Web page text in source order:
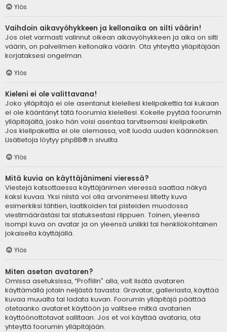
Ylös
Vaihdoin aikavyöhykkeen ja kellonaika on silti väärin!
Jos olet varmasti valinnut oikean aikavyöhykkeen ja aika on silti
väärin, on palvelimen kellonaika väärin. Ota yhteyttä ylläpitäjään
korjataksesi ongelman.
Ylös
Kieleni ei ole valittavana!
Joko ylläpitäjä ei ole asentanut kielellesi kielipakettia tai kukaan
ei ole kääntänyt tätä foorumia kielellesi. Kokeile pyytää foorumin
ylläpitäjältä, josko hän voisi asentaa tarvitsemasi kielipaketin.
Jos kielipakettia ei ole olemassa, voit luoda uuden käännöksen.
Lisätietoja löytyy phpBB®:n sivuilta.
Ylös
Mitä kuvia on käyttäjänimeni vieressä?
Viestejä katsottaessa käyttäjänimen vieressä saattaa näkyä
kaksi kuvaa. Yksi niistä voi olla arvonimeesi liitetty kuva
esimerkiksi tähtien, laatikoiden tai pisteiden muodossa
viestimäärästäsi tai statuksestasi riippuen. Toinen, yleensä
isompi kuva on avatar ja on yleensä uniikki tai henkilökohtainen
jokaisella käyttäjällä.
Ylös
Miten asetan avataren?
Omissa asetuksissa, “Profiilin” alla, voit lisätä avataren
käyttämällä jotain neljästä tavasta: Gravatar, galleriasta, käyttää
kuvaa muualta tai ladata kuvan. Foorumin ylläpitäjä päättää
otetaanko avataret käyttöön ja valitsee mitkä avatarien
käyttöönottotavat sallitaan. Jos et voi käyttää avataria, ota
yhteyttä foorumin ylläpitäjään.